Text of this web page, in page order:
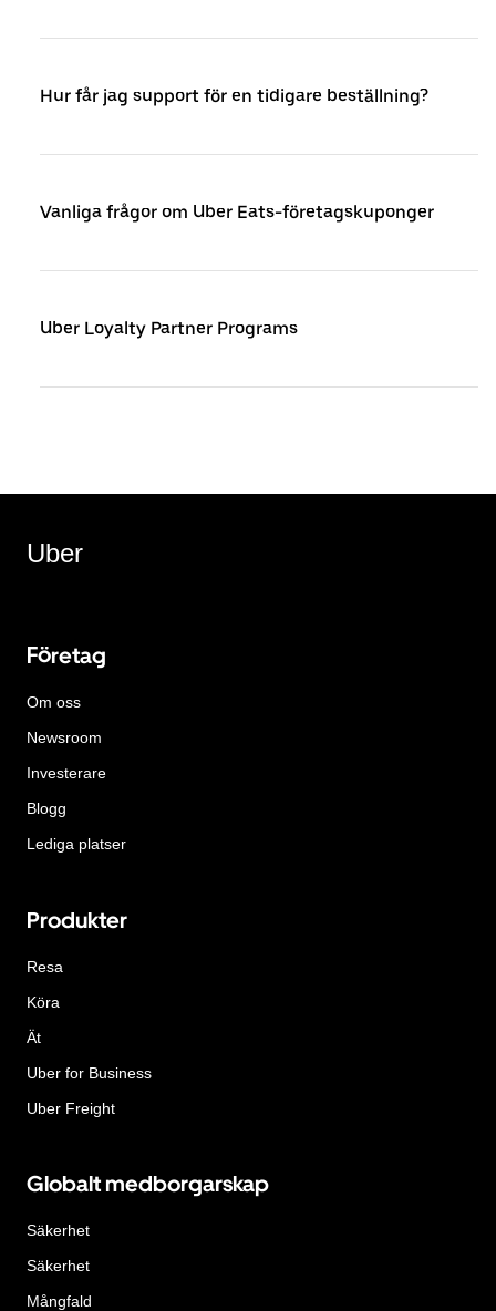
Hur får jag support för en tidigare beställning?
Vanliga frågor om Uber Eats-företagskuponger
Uber Loyalty Partner Programs
Uber
Företag
Om oss
Newsroom
Investerare
Blogg
Lediga platser
Produkter
Resa
Köra
Ät
Uber for Business
Uber Freight
Globalt medborgarskap
Säkerhet
Säkerhet
Mångfald